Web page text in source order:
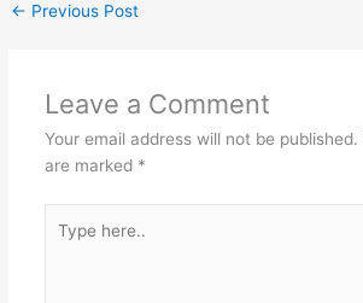
← Previous Post
Leave a Comment
Your email address will not be published.
are marked *
here..